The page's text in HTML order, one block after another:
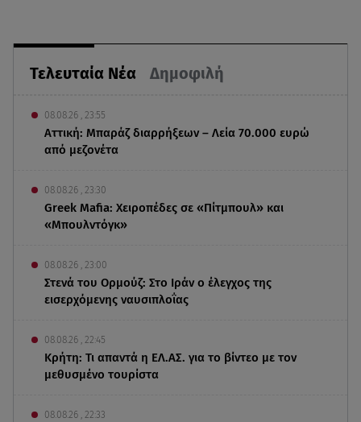
Τελευταία Νέα Δημοφιλή
08.08.26 , 23:55
Αττική: Μπαράζ διαρρήξεων – Λεία 70.000 ευρώ
από μεζονέτα
08.08.26 , 23:30
Greek Mafia: Χειροπέδες σε «Πίτμπουλ» και
«Μπουλντόγκ»
08.08.26 , 23:00
Στενά του Ορμούζ: Στο Ιράν ο έλεγχος της
εισερχόμενης ναυσιπλοΐας
08.08.26 , 22:45
Κρήτη: Τι απαντά η ΕΛ.ΑΣ. για το βίντεο με τον
μεθυσμένο τουρίστα
08.08.26 , 22:33